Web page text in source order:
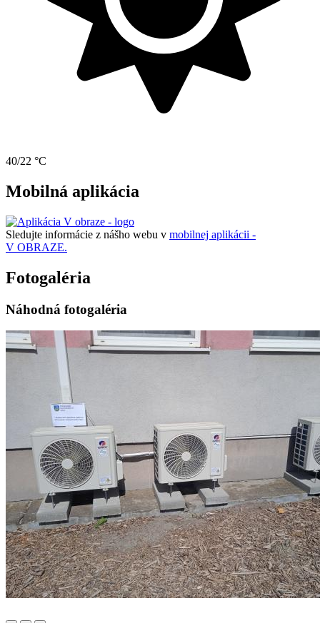
40/22 °C
Mobilná aplikácia
Sledujte informácie z nášho webu v mobilnej aplikácii -
V OBRAZE.
Fotogaléria
Náhodná fotogaléria